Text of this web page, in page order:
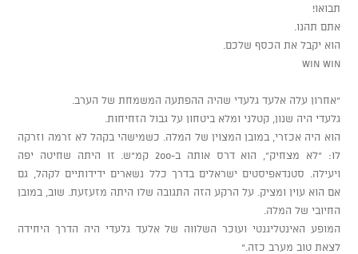
תבואו!
אתם תהנו.
הוא יקבל את הכסף שלכם.
Win Win
"אחרון עלה אלעד גלעדי שהיה ההפתעה המשמחת של הערב.
גלעדי היה שנון, קטלני ומלא ביטחון על גבול הזחיחות.
הוא היה אכזרי, במובן המצוין של המלה. כשמישהי בקהל לא זרמה וזרקה
לו: "לא מצחיק", הוא דרס אותה ב-200 קמ"ש. זו היתה שחיטה יפה
ויעילה. סטנדאפיסטים ישראלים בדרך כלל נשארים ידידותיים לקהל, גם
אם הוא עוין ומציק. על הרקע הזה התגובה שלו היתה מזעזעת. שוב, במובן
החיובי של המלה.
המופע האינטליגנטי ועוכר השלווה של אלעד גלעדי היה הדרך היחידה
לצאת טוב מערב כזה."